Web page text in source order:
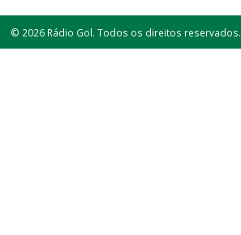
© 2026 Rádio Gol. Todos os direitos reservados.